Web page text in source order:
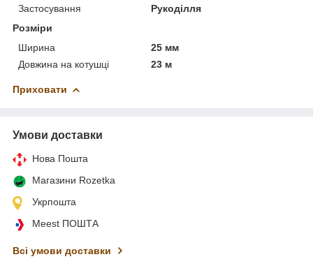
Застосування
Рукоділля
Розміри
Ширина
25 мм
Довжина на котушці
23 м
Приховати
Умови доставки
Нова Пошта
Магазини Rozetka
Укрпошта
Meest ПОШТА
Всі умови доставки